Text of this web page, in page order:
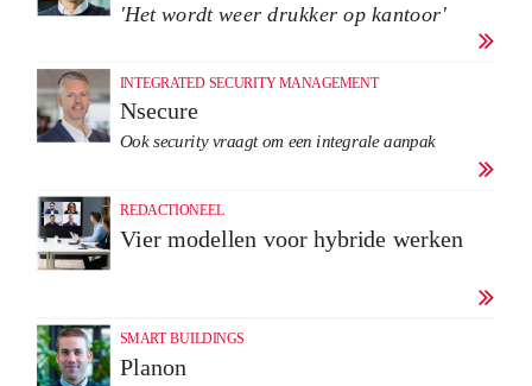
'Het wordt weer drukker op kantoor'

INTEGRATED SECURITY MANAGEMENT
Nsecure
Ook security vraagt om een integrale aanpak

REDACTIONEEL
Vier modellen voor hybride werken

SMART BUILDINGS
Planon